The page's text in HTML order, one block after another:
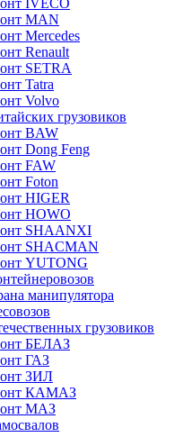
IVECO
MAN
Mercedes
Renault
SETRA
Tatra
Volvo
грузовиков
BAW
Dong Feng
FAW
Foton
HIGER
HOWO
SHAANXI
SHACMAN
YUTONG
манипулятора
грузовиков
БЕЛАЗ
ГАЗ
ЗИЛ
КАМАЗ
МАЗ